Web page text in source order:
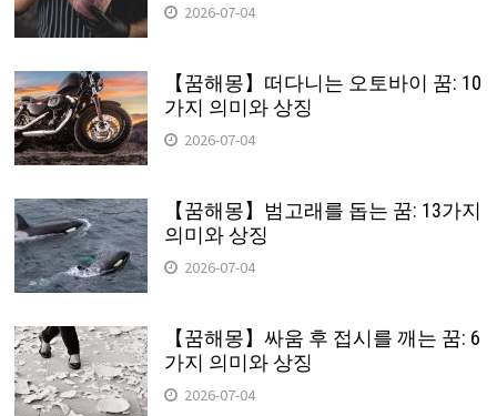
2026-07-04
【꿈해몽】떠다니는 오토바이 꿈: 10
가지 의미와 상징
2026-07-04
【꿈해몽】범고래를 돕는 꿈: 13가지
의미와 상징
2026-07-04
【꿈해몽】싸움 후 접시를 깨는 꿈: 6
가지 의미와 상징
2026-07-04